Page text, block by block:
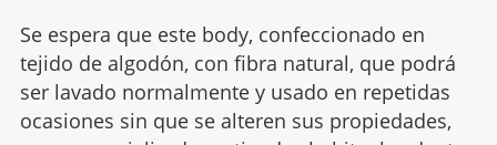
Se espera que este body, confeccionado en
tejido de algodón, con fibra natural, que podrá
ser lavado normalmente y usado en repetidas
ocasiones sin que se alteren sus propiedades,